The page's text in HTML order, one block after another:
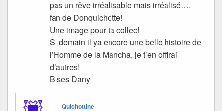
pas un rêve irréalisable mais irréalisé….
fan de Donquichotte!
Une image pour ta collec!
Si demain il ya encore une belle histoire de
l’Homme de la Mancha, je t’en offirai
d’autres!
Bises Dany
Quichottine